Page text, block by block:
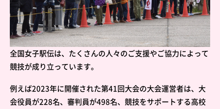
全国女子駅伝は、たくさんの人々のご支援やご協力によって
競技が成り立っています。
例えば2023年に開催された第41回大会の大会運営者は、大
会役員が228名、審判員が498名、競技をサポートする高校